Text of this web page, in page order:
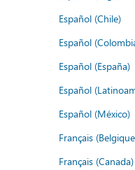
Español (Chile)
Español
Español (España)
Español
Español (México)
Français
Français (Canada)